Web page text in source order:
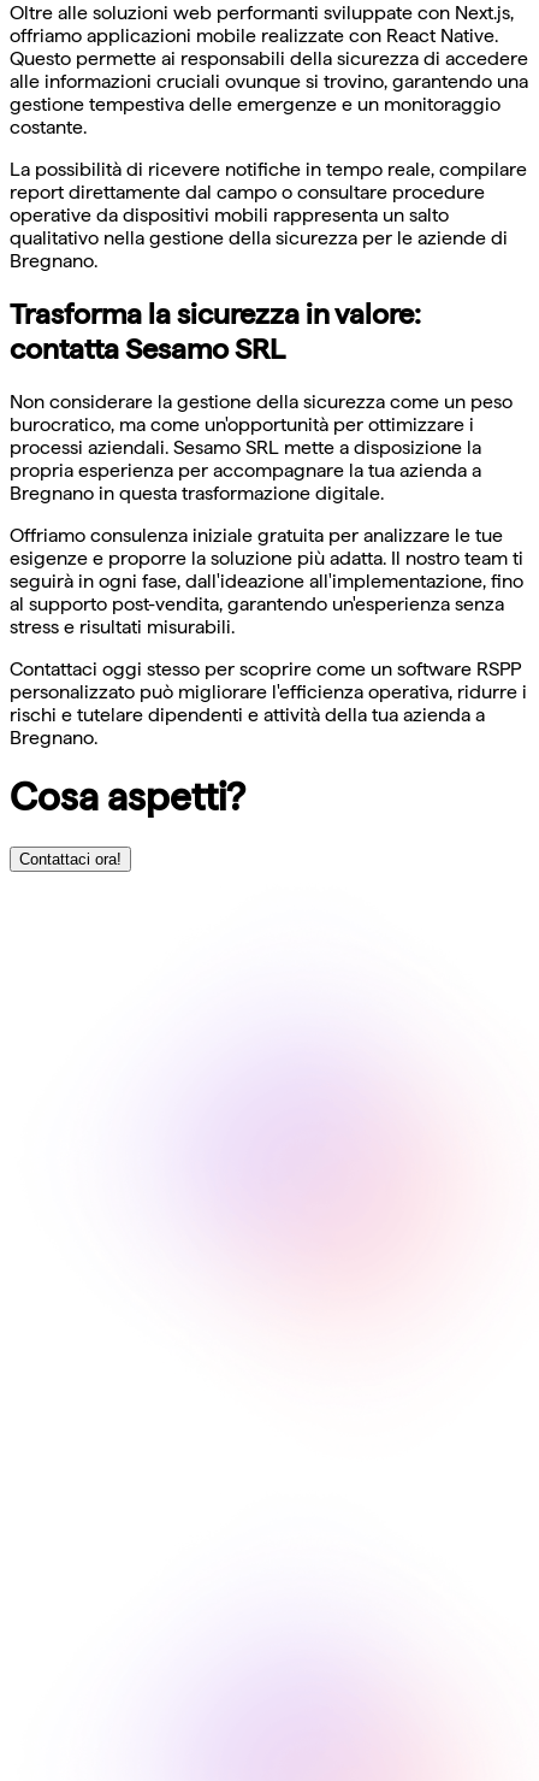
Oltre alle soluzioni web performanti sviluppate con Next.js,
offriamo applicazioni mobile realizzate con React Native.
Questo permette ai responsabili della sicurezza di accedere
alle informazioni cruciali ovunque si trovino, garantendo una
gestione tempestiva delle emergenze e un monitoraggio
costante.
La possibilità di ricevere notifiche in tempo reale, compilare
report direttamente dal campo o consultare procedure
operative da dispositivi mobili rappresenta un salto
qualitativo nella gestione della sicurezza per le aziende di
Bregnano.
Trasforma la sicurezza in valore:
contatta Sesamo SRL
Non considerare la gestione della sicurezza come un peso
burocratico, ma come un'opportunità per ottimizzare i
processi aziendali. Sesamo SRL mette a disposizione la
propria esperienza per accompagnare la tua azienda a
Bregnano in questa trasformazione digitale.
Offriamo consulenza iniziale gratuita per analizzare le tue
esigenze e proporre la soluzione più adatta. Il nostro team ti
seguirà in ogni fase, dall'ideazione all'implementazione, fino
al supporto post-vendita, garantendo un'esperienza senza
stress e risultati misurabili.
Contattaci oggi stesso per scoprire come un software RSPP
personalizzato può migliorare l'efficienza operativa, ridurre i
rischi e tutelare dipendenti e attività della tua azienda a
Bregnano.
Cosa aspetti?
Contattaci ora!